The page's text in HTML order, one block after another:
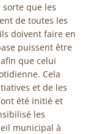
sorte que les
de toutes les
doivent faire en
puissent être
que celui
Cela
et de les
été initié et
les
municipal à